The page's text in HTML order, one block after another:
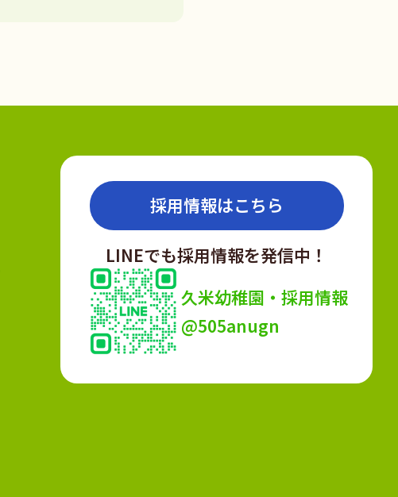
採用情報はこちら
LINEでも採用情報を発信中！
久米幼稚園・採用情報
@505anugn